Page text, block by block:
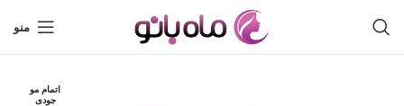
منو
اتمام مو
جودی